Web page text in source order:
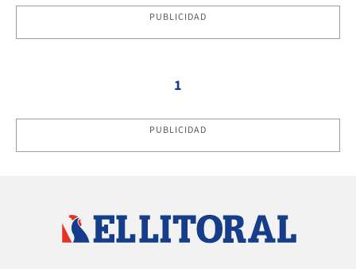
PUBLICIDAD
1
PUBLICIDAD